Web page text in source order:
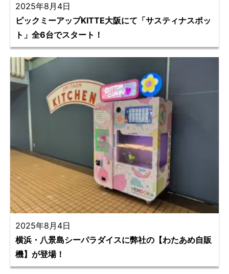
2025年8月4日
ピックミーアップKITTE大阪にて「サスティナスポッ
ト」全6台でスタート！
2025年8月4日
横浜・八景島シーパラダイスに弊社の【わたあめ自販
機】が登場！